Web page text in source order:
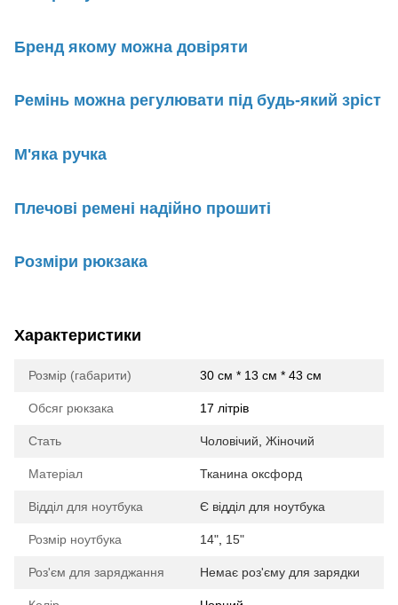
Бренд якому можна довіряти
Ремінь можна регулювати під будь-який зріст
М'яка ручка
Плечові ремені надійно прошиті
Розміри рюкзака
Характеристики
Розмір (габарити) 30 см * 13 см * 43 см
Обсяг рюкзака 17 літрів
Стать Чоловічий Жіночий
Матеріал Тканина оксфорд
Відділ для ноутбука Є відділ для ноутбука
Розмір ноутбука 14" 15"
Роз'єм для заряджання Немає роз'єму для зарядки